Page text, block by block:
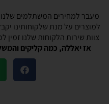
מעבר למחירים המשתלמים שלנו
למוצרים על מנת שלקוחותינו
צוות שירות הלקוחות שלנו
אז יאללה, כמה קליקים